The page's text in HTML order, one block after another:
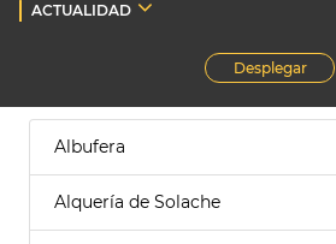
ACTUALIDAD
Desplegar
Albufera
Alquería de Solache